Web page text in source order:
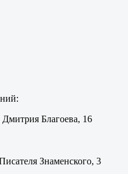
Благоева, 16
Знаменского, 3